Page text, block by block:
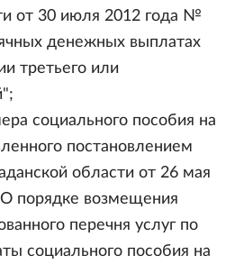
от 30 июля 2012 года №
денежных выплатах
третьего или
социального пособия на
постановлением
области от 26 мая
порядке возмещения
перечня услуг по
социального пособия на